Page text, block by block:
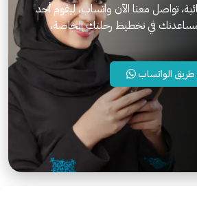
تواصل معنا الآن واتساب، ليقوم أحد
في تخطيط رحلتك الخاصة،
الواتساب